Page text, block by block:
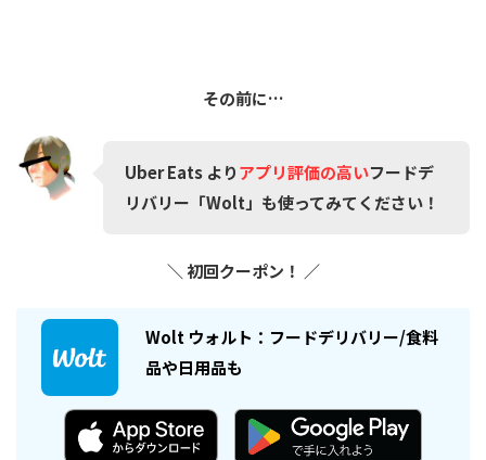
その前に…
Uber Eats よりアプリ評価の高いフードデ
リバリー「Wolt」も使ってみてください！
＼ 初回クーポン ！ ／
Wolt ウォルト：フードデリバリー/食料
品や日用品も